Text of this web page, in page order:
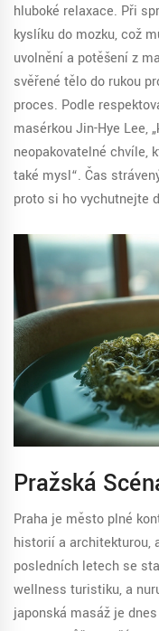
hluboké relaxace. Při
kyslíku do mozku, což
uvolnění a potěšení z
svěřené tělo do rukou
proces. Podle
masérkou Jin-Hye Lee,
neopakovatelné chvíle,
také mysl“. Čas
proto si ho vychutnejte
Pražská
Praha je město plné
historií a architekturou,
posledních letech se
wellness turistiku, a
japonská masáž je